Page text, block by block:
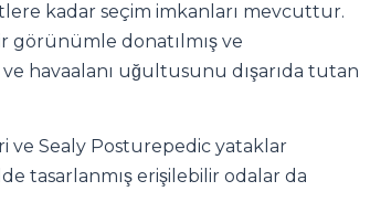
kadar seçim imkanları mevcuttur.
görünümle donatılmış ve
havaalanı uğultusunu dışarıda tutan
ve Sealy Posturepedic yataklar
tasarlanmış erişilebilir odalar da